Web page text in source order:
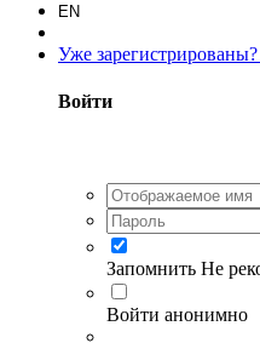
EN
Уже
Войти
Запомнить Не
Войти анонимно